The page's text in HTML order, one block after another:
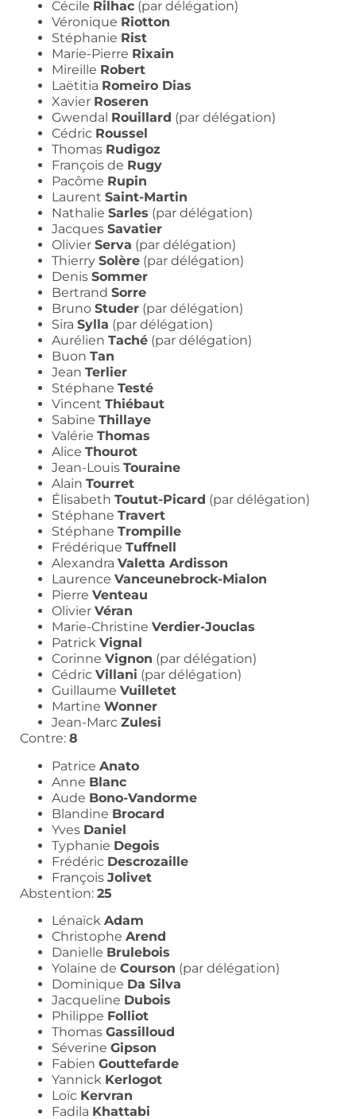
Cécile Rilhac (par délégation)
Véronique Riotton
Stéphanie Rist
Marie-Pierre Rixain
Mireille Robert
Laëtitia Romeiro Dias
Xavier Roseren
Gwendal Rouillard (par délégation)
Cédric Roussel
Thomas Rudigoz
François de Rugy
Pacôme Rupin
Laurent Saint-Martin
Nathalie Sarles (par délégation)
Jacques Savatier
Olivier Serva (par délégation)
Thierry Solère (par délégation)
Denis Sommer
Bertrand Sorre
Bruno Studer (par délégation)
Sira Sylla (par délégation)
Aurélien Taché (par délégation)
Buon Tan
Jean Terlier
Stéphane Testé
Vincent Thiébaut
Sabine Thillaye
Valérie Thomas
Alice Thourot
Jean-Louis Touraine
Alain Tourret
Élisabeth Toutut-Picard (par délégation)
Stéphane Travert
Stéphane Trompille
Frédérique Tuffnell
Alexandra Valetta Ardisson
Laurence Vanceunebrock-Mialon
Pierre Venteau
Olivier Véran
Marie-Christine Verdier-Jouclas
Patrick Vignal
Corinne Vignon (par délégation)
Cédric Villani (par délégation)
Guillaume Vuilletet
Martine Wonner
Jean-Marc Zulesi
Contre: 8
Patrice Anato
Anne Blanc
Aude Bono-Vandorme
Blandine Brocard
Yves Daniel
Typhanie Degois
Frédéric Descrozaille
François Jolivet
Abstention: 25
Lénaïck Adam
Christophe Arend
Danielle Brulebois
Yolaine de Courson (par délégation)
Dominique Da Silva
Jacqueline Dubois
Philippe Folliot
Thomas Gassilloud
Séverine Gipson
Fabien Gouttefarde
Yannick Kerlogot
Loïc Kervran
Fadila Khattabi